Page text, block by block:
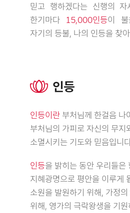
믿고 행하겠다는 신행의 자
한기마다 15,000인등이 불
자기의 등불, 나의 인등을 찾
인등
인등이란 부처님께 한걸음 나
부처님의 가피로 자신의 무지
소멸시키는 기도와 믿음입니
인등을 밝히는 동안 우리들은
지혜광명으로 평안을 이루게
소원을 발원하기 위해, 가정
위해, 영가의 극락왕생을 기